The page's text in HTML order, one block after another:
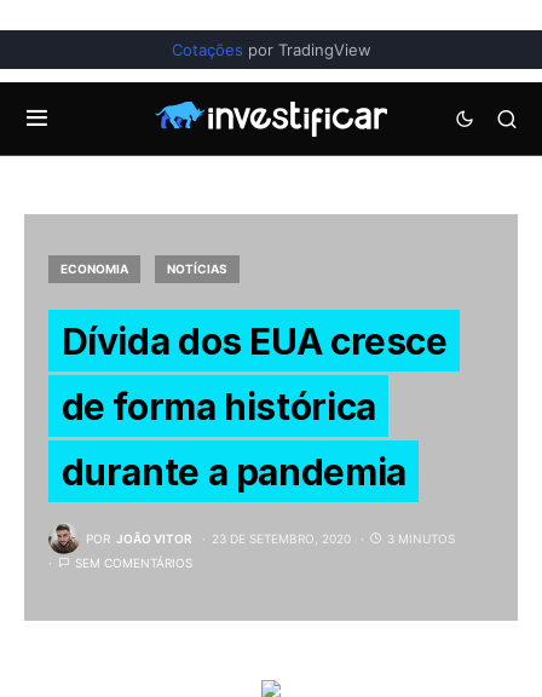
Cotações por TradingView
ECONOMIA NOTÍCIAS
Dívida dos EUA cresce
de forma histórica
durante a pandemia
POR JOÃO VITOR 23 DE SETEMBRO, 2020
3 MINUTOS
SEM COMENTÁRIOS